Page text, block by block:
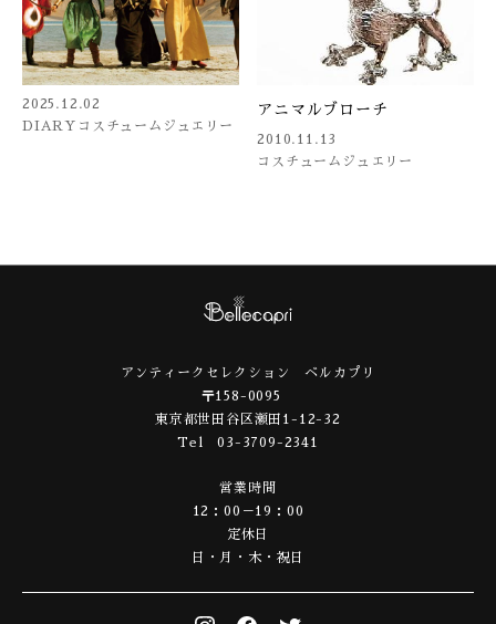
2025.12.02
DIARY コスチュームジュエリー
アニマルブローチ
2010.11.13
コスチュームジュエリー
アンティークセレクション ベルカプリ
〒158-0095
東京都世田谷区瀬田1-12-32
Tel 03-3709-2341
営業時間
12：00－19：00
定休日
日・月・木・祝日